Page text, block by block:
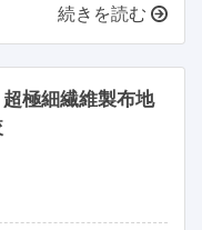
続きを読む
極細繊維製布地